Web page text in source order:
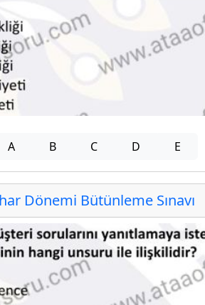
A B C D E
Dönemi Bütünleme Sınavı